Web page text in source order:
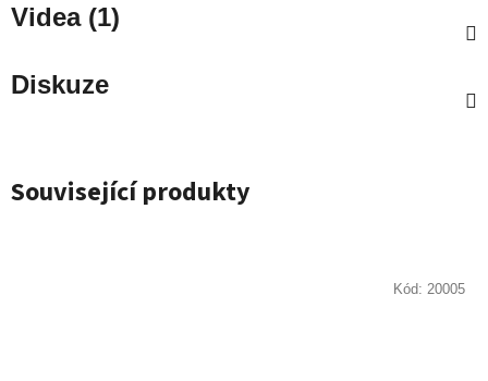
Videa (1)
Diskuze
Související produkty
Kód: 20005